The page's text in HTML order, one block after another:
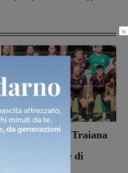
Il Terrranuova Traiana
battuto 3-1
nell’amichevole di
Grosseto
×